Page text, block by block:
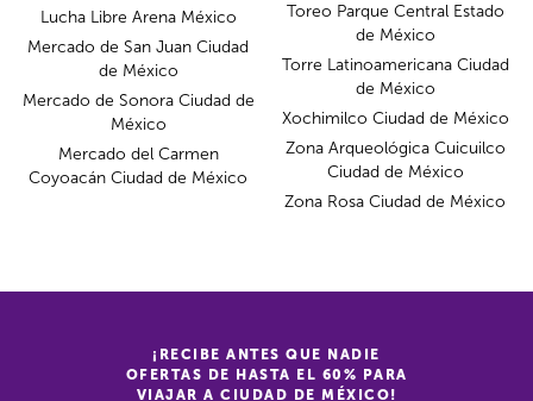
Lucha Libre Arena México
Mercado de San Juan Ciudad
de México
Mercado de Sonora Ciudad de
México
Mercado del Carmen
Coyoacán Ciudad de México
Toreo Parque Central Estado
de México
Torre Latinoamericana Ciudad
de México
Xochimilco Ciudad de México
Zona Arqueológica Cuicuilco
Ciudad de México
Zona Rosa Ciudad de México
¡RECIBE ANTES QUE NADIE
OFERTAS DE HASTA EL 60% PARA
VIAJAR A CIUDAD DE MÉXICO!